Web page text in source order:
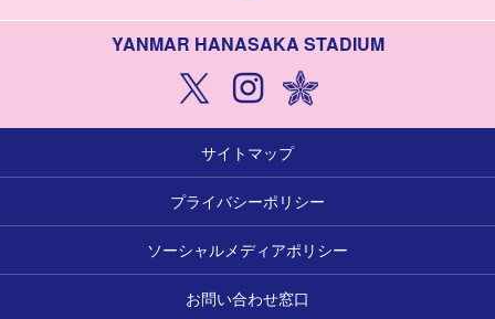
YANMAR HANASAKA STADIUM
サイトマップ
プライバシーポリシー
ソーシャルメディアポリシー
お問い合わせ窓口